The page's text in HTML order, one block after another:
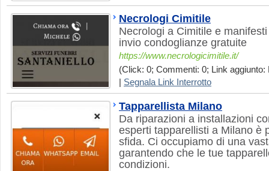
Necrologi Cimitile
Necrologi a Cimitile e
invio condoglianze gratuite
https://www.necrologicimitile.it/
(Click: 0; Commenti: 0; Link aggiunto:
Segnala Link Interrotto
Tapparellista Milano
Da riparazioni a installazioni
esperti tapparellisti a Milano è
sfida. Ci occupiamo di una
garantendo che le tue
condizioni.